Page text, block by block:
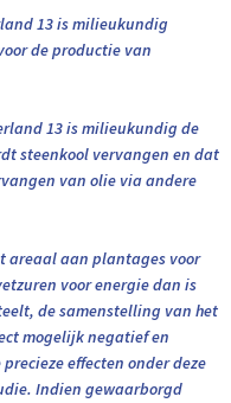
13 is milieukundig
de productie van
13 is milieukundig de
steenkool vervangen en dat
van olie via andere
aan plantages voor
voor energie dan is
de samenstelling van het
mogelijk negatief en
effecten onder deze
Indien gewaarborgd